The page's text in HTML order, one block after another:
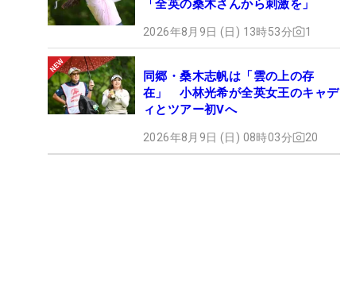
「全英の桑木さんから刺激を」
2026年8月9日 (日) 13時53分 1
同郷・桑木志帆は「雲の上の存
在」 小林光希が全英女王のキャデ
ィとツアー初Vへ
2026年8月9日 (日) 08時03分 20